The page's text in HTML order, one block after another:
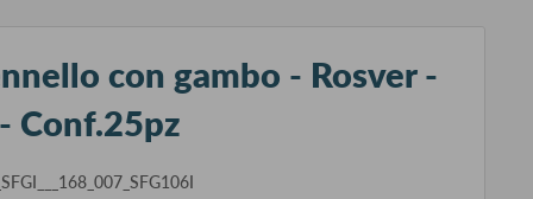
con gambo - Rosver -
Conf.25pz